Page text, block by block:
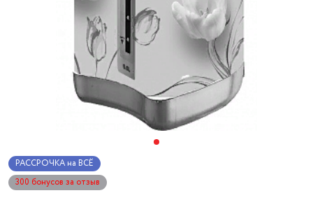
РАССРОЧКА на ВСЁ
300 бонусов за отзыв